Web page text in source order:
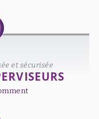
et sécurisée